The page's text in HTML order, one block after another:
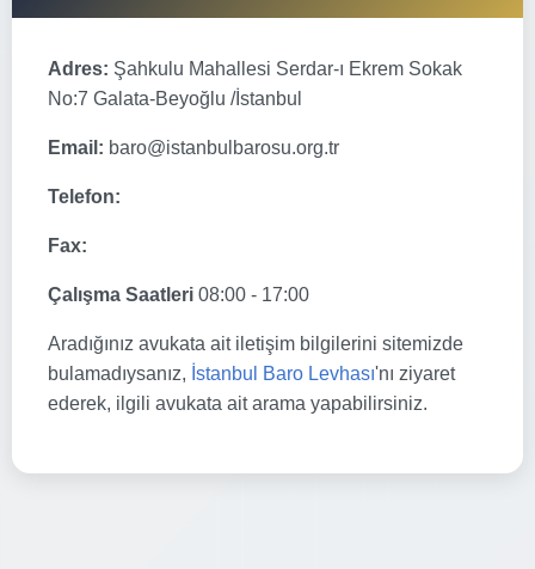
Adres: Şahkulu Mahallesi Serdar-ı Ekrem Sokak
No:7 Galata-Beyoğlu /İstanbul
Email: baro@istanbulbarosu.org.tr
Telefon:
Fax:
Çalışma Saatleri 08:00 - 17:00
Aradığınız avukata ait iletişim bilgilerini sitemizde
bulamadıysanız, İstanbul Baro Levhası'nı ziyaret
ederek, ilgili avukata ait arama yapabilirsiniz.